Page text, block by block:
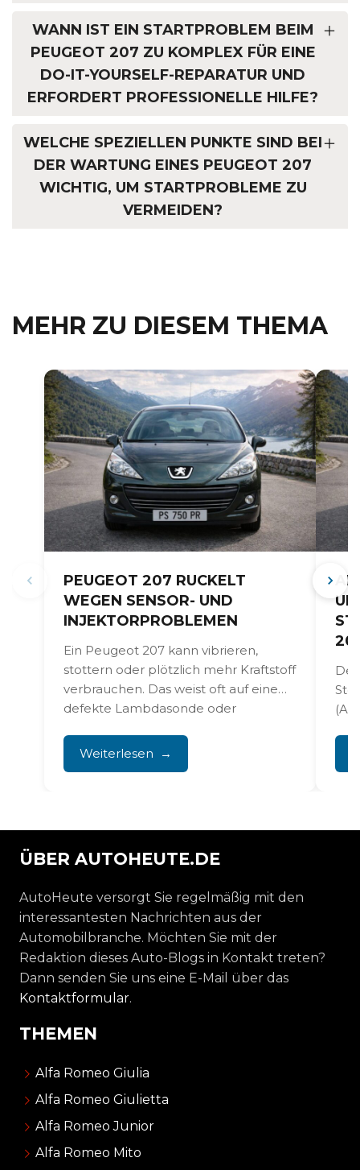
WANN IST EIN STARTPROBLEM BEIM
PEUGEOT 207 ZU KOMPLEX FÜR EINE
DO-IT-YOURSELF-REPARATUR UND
ERFORDERT PROFESSIONELLE HILFE?
WELCHE SPEZIELLEN PUNKTE SIND BEI
DER WARTUNG EINES PEUGEOT 207
WICHTIG, UM STARTPROBLEME ZU
VERMEIDEN?
MEHR ZU DIESEM THEMA
PEUGEOT 207 RUCKELT
WEGEN SENSOR- UND
INJEKTORPROBLEMEN
Ein Peugeot 207 kann vibrieren,
stottern oder plötzlich mehr Kraftstoff
verbrauchen. Das weist oft auf eine
defekte Lambdasonde oder
Weiterlesen
207
Der
ÜBER AUTOHEUTE.DE
AutoHeute versorgt Sie regelmäßig mit den
interessantesten Nachrichten aus der
Automobilbranche. Möchten Sie mit der
Redaktion dieses Auto-Blogs in Kontakt treten?
Dann senden Sie uns eine E-Mail über das
Kontaktformular.
THEMEN
Alfa Romeo Giulia
Alfa Romeo Giulietta
Alfa Romeo Junior
Alfa Romeo Mito